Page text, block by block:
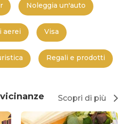
Noleggia un'auto
aerei Visa
Regali e prodotti
Scopri di più